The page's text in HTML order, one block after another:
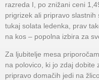
razreda I, po znižani ceni
prigrizek ali pripravo
tukaj solata ledenka, prav
na kos – popolna izbira za
Za ljubitelje mesa
na polovico, ki jo zdaj dobite
pripravo domačih jedi na